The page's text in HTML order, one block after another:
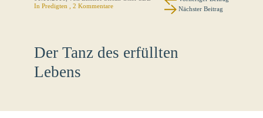
InPredigten , 2 Kommentare
Nächster Beitrag
Der Tanz des erfüllten
Lebens